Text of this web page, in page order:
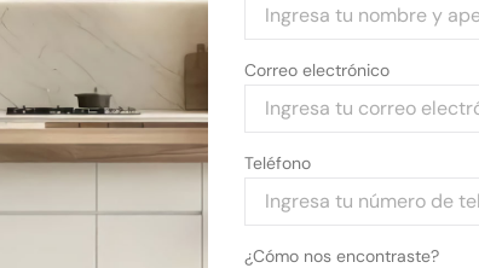
Correo electrónico
Teléfono
¿Cómo nos encontraste?